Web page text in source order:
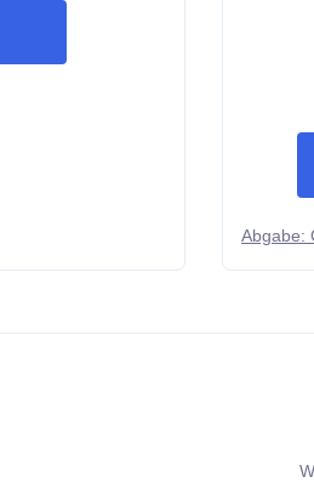
Abgabe: